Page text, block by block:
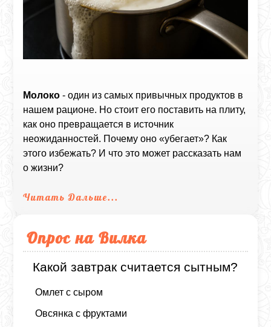
Молоко - один из самых привычных продуктов в
нашем рационе. Но стоит его поставить на плиту,
как оно превращается в источник
неожиданностей. Почему оно «убегает»? Как
этого избежать? И что это может рассказать нам
о жизни?
Читать Дальше...
Опрос на Вилка
Какой завтрак считается сытным?
Омлет с сыром
Овсянка с фруктами